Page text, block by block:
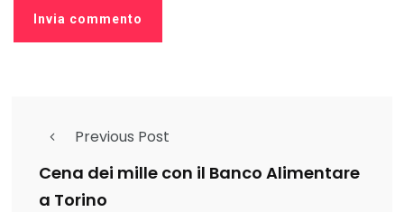
Previous Post
Cena dei mille con il Banco Alimentare
a Torino